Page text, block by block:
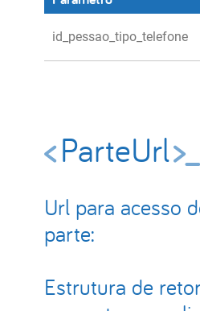
id_pessao_tipo_telefone
ParteUrl
Url para acesso
parte:
Estrutura de